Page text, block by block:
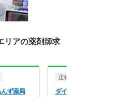
リアの薬剤師求
ず薬局
正社員
ダイレックス株式会社